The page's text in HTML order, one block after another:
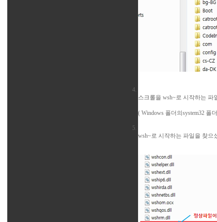
스크롤을 wsh~로 시작하는 파
( Windows 폴더의system32
wsh~로 시작하는 파일을 찾으